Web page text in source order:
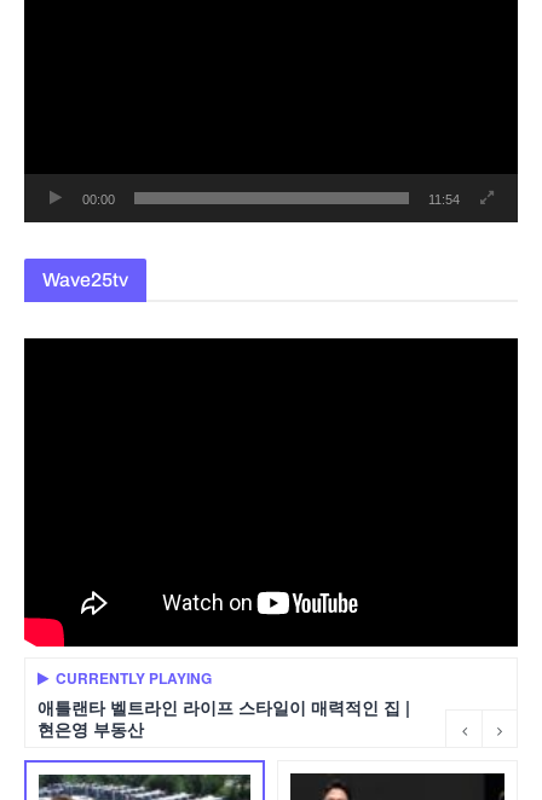
00:00 11:54
Wave25tv
CURRENTLY PLAYING
애틀랜타 벨트라인 라이프 스타일이 매력적인 집 |
현은영 부동산